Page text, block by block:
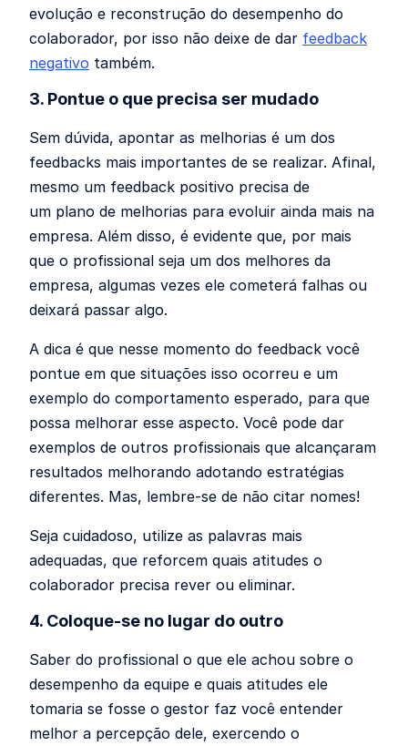
evolução e reconstrução do desempenho do
colaborador, por isso não deixe de dar feedback
negativo também.
3. Pontue o que precisa ser mudado
Sem dúvida, apontar as melhorias é um dos
feedbacks mais importantes de se realizar. Afinal,
mesmo um feedback positivo precisa de
um plano de melhorias para evoluir ainda mais na
empresa. Além disso, é evidente que, por mais
que o profissional seja um dos melhores da
empresa, algumas vezes ele cometerá falhas ou
deixará passar algo.
A dica é que nesse momento do feedback você
pontue em que situações isso ocorreu e um
exemplo do comportamento esperado, para que
possa melhorar esse aspecto. Você pode dar
exemplos de outros profissionais que alcançaram
resultados melhorando adotando estratégias
diferentes. Mas, lembre-se de não citar nomes!
Seja cuidadoso, utilize as palavras mais
adequadas, que reforcem quais atitudes o
colaborador precisa rever ou eliminar.
4. Coloque-se no lugar do outro
Saber do profissional o que ele achou sobre o
desempenho da equipe e quais atitudes ele
tomaria se fosse o gestor faz você entender
melhor a percepção dele, exercendo o